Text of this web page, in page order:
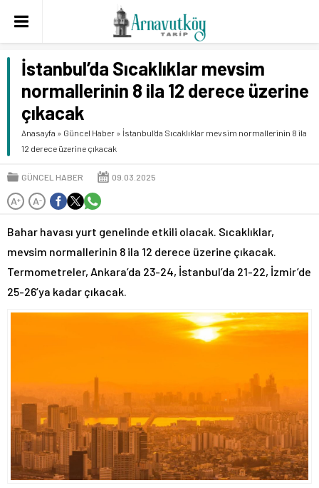
İstanbul’da Sıcaklıklar mevsim
normallerinin 8 ila 12 derece üzerine
çıkacak
Anasayfa » Güncel Haber » İstanbul’da Sıcaklıklar mevsim normallerinin 8 ila
12 derece üzerine çıkacak
GÜNCEL HABER 09.03.2025
A+ A-
Bahar havası yurt genelinde etkili olacak. Sıcaklıklar,
mevsim normallerinin 8 ila 12 derece üzerine çıkacak.
Termometreler, Ankara’da 23-24, İstanbul’da 21-22, İzmir’de
25-26’ya kadar çıkacak.